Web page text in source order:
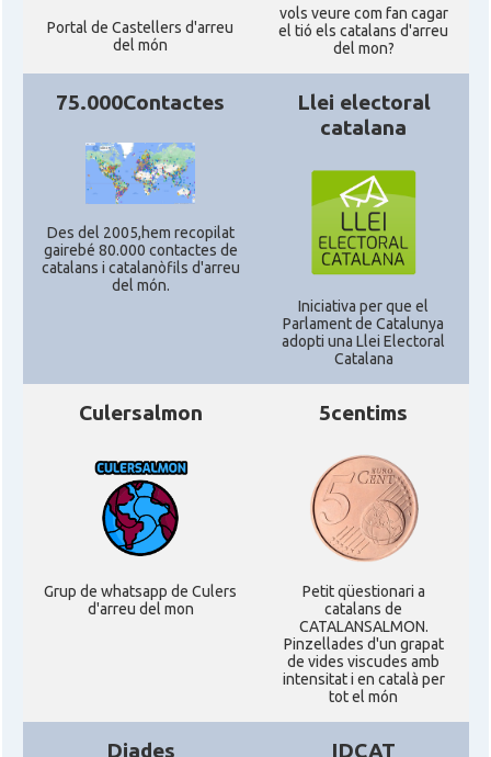
Portal de Castellers d'arreu
del món
vols veure com fan cagar
el tió els catalans d'arreu
del mon?
75.000Contactes
Des del 2005,hem recopilat
gairebé 80.000 contactes de
catalans i catalanòfils d'arreu
del món.
Llei electoral
catalana
Iniciativa per que el
Parlament de Catalunya
adopti una Llei Electoral
Catalana
Culersalmon
Grup de whatsapp de Culers
d'arreu del mon
5centims
Petit qüestionari a
catalans de
CATALANSALMON.
Pinzellades d'un grapat
de vides viscudes amb
intensitat i en català per
tot el món
Diades IDCAT